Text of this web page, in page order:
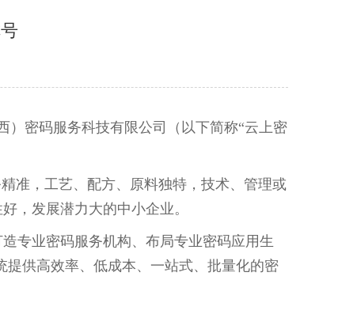
密码服务科技有限公司（以下简称“云上密
准，工艺、配方、原料独特，技术、管理或
，发展潜力大的中小企业。
专业密码服务机构、布局专业密码应用生
提供高效率、低成本、一站式、批量化的密